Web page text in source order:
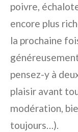
poivre,
encore plus
la prochaine
pensez-y à
plaisir avant
modération,
toujours…).